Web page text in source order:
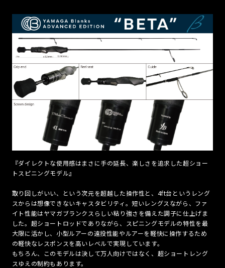
『ダイレクトな使用感はまさに手の延長、楽しさを追求した超ショー
トスピニングモデル』
取り回しがいい、という次元を超越した操作性と、4ft台というレング
スからは想像できないキャスタビリティ。短いレングスながら、ファ
イト性能はヤマガブランクスらしい粘り強さを備えた調子に仕上げま
した。超ショートロッドでありながら、スピニングモデルの特性を最
大限に活かし、小型ルアーの遠投性能やルアーを軽快に操作するため
の軽快なレスポンスを高いレベルで実現しています。
もちろん、このモデルは決して万人向けではなく、超ショートレング
スゆえの制約もあります。